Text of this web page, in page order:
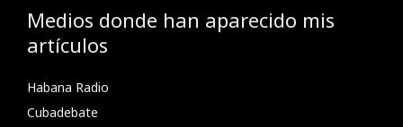
Medios donde han aparecido mis
artículos
Habana Radio
Cubadebate